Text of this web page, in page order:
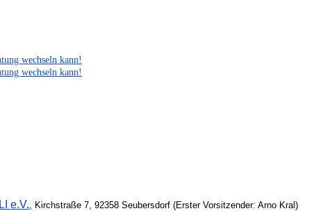
wechseln kann!
wechseln kann!
e.V. , Kirchstraße 7, 92358 Seubersdorf (Erster Vorsitzender: Arno Kral)